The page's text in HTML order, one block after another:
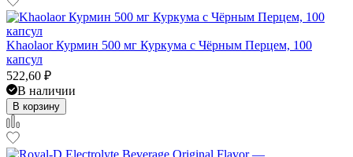
Khaolaor Курмин 500 мг Куркума с Чёрным Перцем, 100
капсул
522,60 ₽
В наличии
В корзину